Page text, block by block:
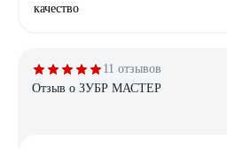
качество
11 отзывов
Отзыв о ЗУБР МАСТЕР